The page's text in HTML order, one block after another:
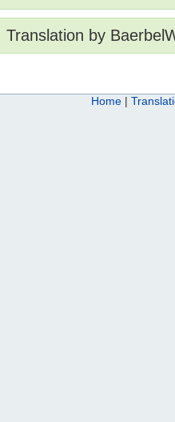
Translation by
Home |